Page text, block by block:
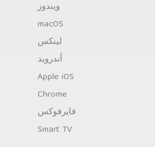
ويندوز
macOS
لينكس
أندرويد
Apple iOS
Chrome
فايرفوكس
Smart TV